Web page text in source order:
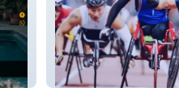
Fereracion Para